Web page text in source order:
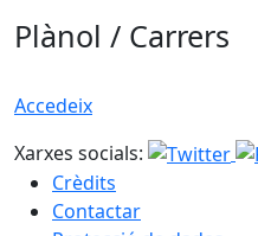
Plànol / Carrers
Accedeix
Xarxes socials:
Crèdits
Contactar